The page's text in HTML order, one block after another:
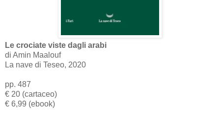
Le crociate viste dagli arabi
di Amin Maalouf
La nave di Teseo, 2020
pp. 487
€ 20 (cartaceo)
€ 6,99 (ebook)